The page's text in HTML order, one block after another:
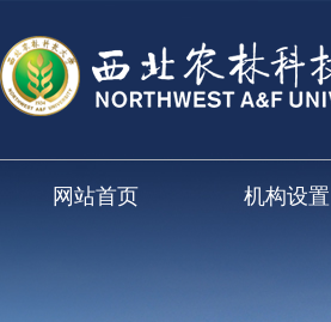
网站首页 机构设置